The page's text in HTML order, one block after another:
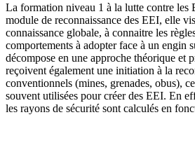
La formation niveau 1 à la lutte contre les
module de reconnaissance des EEI, elle
connaissance globale, à connaitre les
comportements à adopter face à un engin
décompose en une approche théorique et
reçoivent également une initiation à la
conventionnels (mines, grenades, obus),
souvent utilisées pour créer des EEI. En
les rayons de sécurité sont calculés en